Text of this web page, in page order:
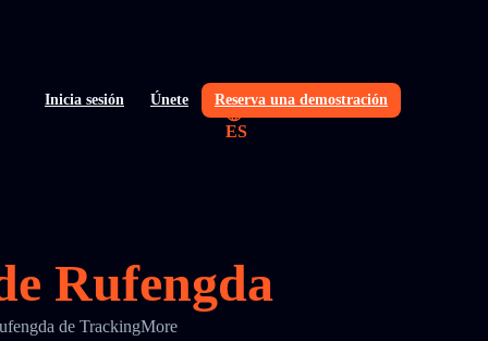
Inicia sesión Únete Reserva una demostración
ES
Rufengda
de TrackingMore